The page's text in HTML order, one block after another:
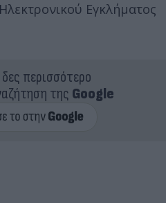
Εγκλήματος
δες περισσότερο
της Google